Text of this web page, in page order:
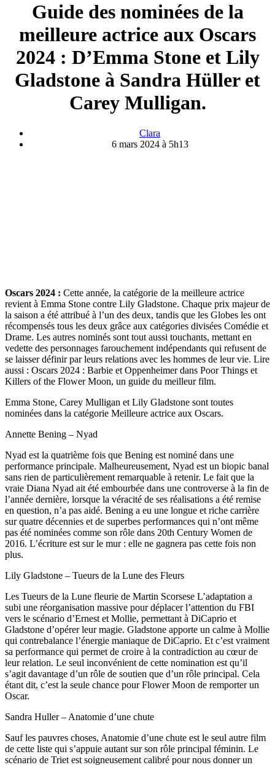
Guide des nominées de la
meilleure actrice aux Oscars
2024 : D’Emma Stone et Lily
Gladstone à Sandra Hüller et
Carey Mulligan.
Clara
6 mars 2024 à 5h13
Oscars 2024 : Cette année, la catégorie de la meilleure actrice
revient à Emma Stone contre Lily Gladstone. Chaque prix majeur de
la saison a été attribué à l’un des deux, tandis que les Globes les ont
récompensés tous les deux grâce aux catégories divisées Comédie et
Drame. Les autres nominés sont tout aussi touchants, mettant en
vedette des personnages farouchement indépendants qui refusent de
se laisser définir par leurs relations avec les hommes de leur vie. Lire
aussi : Oscars 2024 : Barbie et Oppenheimer dans Poor Things et
Killers of the Flower Moon, un guide du meilleur film.
Emma Stone, Carey Mulligan et Lily Gladstone sont toutes
nominées dans la catégorie Meilleure actrice aux Oscars.
Annette Bening – Nyad
Nyad est la quatrième fois que Bening est nominé dans une
performance principale. Malheureusement, Nyad est un biopic banal
sans rien de particulièrement remarquable à retenir. Le fait que la
vraie Diana Nyad ait été embourbée dans une controverse à la fin de
l’année dernière, lorsque la véracité de ses réalisations a été remise
en question, n’a pas aidé. Bening a eu une longue et riche carrière
sur quatre décennies et de superbes performances qui n’ont même
pas été nominées comme son rôle dans 20th Century Women de
2016. L’écriture est sur le mur : elle ne gagnera pas cette fois non
plus.
Lily Gladstone – Tueurs de la Lune des Fleurs
Les Tueurs de la Lune fleurie de Martin Scorsese L’adaptation a
subi une réorganisation massive pour déplacer l’attention du FBI
vers le scénario d’Ernest et Mollie, permettant à DiCaprio et
Gladstone d’opérer leur magie. Gladstone apporte un calme à Mollie
qui contrebalance l’énergie maniaque de DiCaprio. Et c’est vraiment
sa performance qui permet de croire à la contradiction au cœur de
leur relation. Le seul inconvénient de cette nomination est qu’il
s’agit davantage d’un rôle de soutien que d’un rôle principal. Cela
étant dit, c’est la seule chance pour Flower Moon de remporter un
Oscar.
Sandra Huller – Anatomie d’une chute
Sauf les pauvres choses, Anatomie d’une chute est le seul autre film
de cette liste qui s’appuie autant sur son rôle principal féminin. Le
scénario de Triet est soigneusement calibré pour nous donner un